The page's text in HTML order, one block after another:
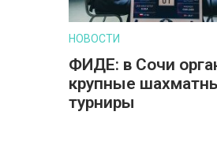
НОВОСТИ
ФИДЕ: в Сочи
крупные
турниры